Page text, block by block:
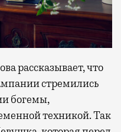
рассказывает, что
стремились
богемы,
техникой. Так